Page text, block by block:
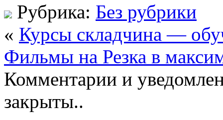
Рубрика: Без рубрики
« Курсы складчина —
Фильмы на Резка в
Комментарии и
закрыты..